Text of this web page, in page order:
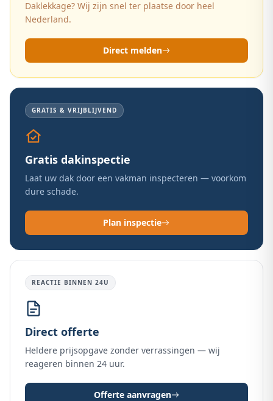
Daklekkage? Wij zijn snel ter plaatse door heel
Nederland.
Direct melden
GRATIS & VRIJBLIJVEND
Gratis dakinspectie
Laat uw dak door een vakman inspecteren — voorkom
dure schade.
Plan inspectie
REACTIE BINNEN 24U
Direct offerte
Heldere prijsopgave zonder verrassingen — wij
reageren binnen 24 uur.
Offerte aanvragen